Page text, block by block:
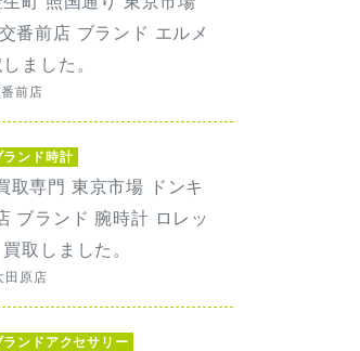
番前店 ブランド エルメ
ました。
前店
ランド時計
取専門 東京市場 ドンキ
ブランド 腕時計 ロレッ
取しました。
田原店
ランドアクセサリー